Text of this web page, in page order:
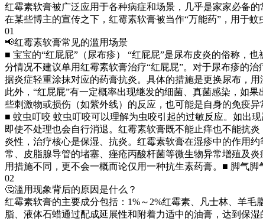
红霉素软膏被广泛应用于各种病症和场景，几乎是家家必备
在某些博主的宣传之下，红霉素软膏被当作“万能药”，用于
01
📢红霉素软膏常见的滥用场景
■ 宝宝的“红屁屁”（尿布疹） “红屁屁”是尿布皮炎的俗称，
分情况不建议单用红霉素软膏治疗“红屁屁”。对于尿布疹的
据炎症轻重涂抹对应的药膏抗炎。具体的措施是更换尿布，
此外，“红屁屁”有一定概率出现继发的细菌、真菌感染，如
些刺激物或损伤（如紫外线）的反应，也可能是自身的免疫
■ 蚊虫叮咬 蚊虫叮咬可以理解为虫咬引起的过敏反应。如出
即使不处理也会自行消退。红霉素软膏既不能止痒也不能抗
炎性，治疗核心是保湿、抗炎。红霉素软膏在湿疹中的作用
常、皮脂腺导管的堵塞、痤疮丙酸杆菌等微生物异常增殖及
用措施不同，更不会一概而论仅用一种抗生素药膏。■ 脚气
02
🤔滥用现象背后的原因是什么？
红霉素软膏的主要成分包括：1%～2%红霉素、凡士林、羊
脂、液体石蜡通过配成延展性和附着力适中的油膏，达到保